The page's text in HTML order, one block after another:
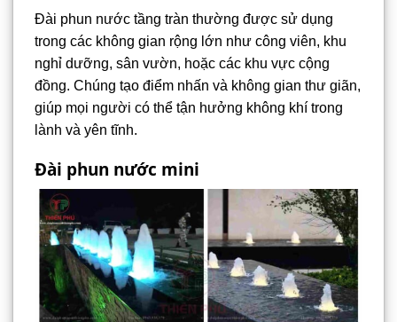
Đài phun nước tầng tràn thường được sử dụng
trong các không gian rộng lớn như công viên, khu
nghỉ dưỡng, sân vườn, hoặc các khu vực cộng
đồng. Chúng tạo điểm nhấn và không gian thư giãn,
giúp mọi người có thể tận hưởng không khí trong
lành và yên tĩnh.
Đài phun nước mini